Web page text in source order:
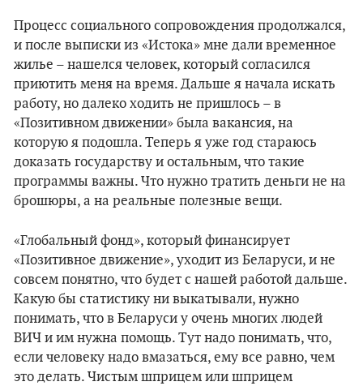
Процесс социального сопровождения продолжался,
и после выписки из «Истока» мне дали временное
жилье – нашелся человек, который согласился
приютить меня на время. Дальше я начала искать
работу, но далеко ходить не пришлось – в
«Позитивном движении» была вакансия, на
которую я подошла. Теперь я уже год стараюсь
доказать государству и остальным, что такие
программы важны. Что нужно тратить деньги не на
брошюры, а на реальные полезные вещи.
«Глобальный фонд», который финансирует
«Позитивное движение», уходит из Беларуси, и не
совсем понятно, что будет с нашей работой дальше.
Какую бы статистику ни выкатывали, нужно
понимать, что в Беларуси у очень многих людей
ВИЧ и им нужна помощь. Тут надо понимать, что,
если человеку надо вмазаться, ему все равно, чем
это делать. Чистым шприцем или шприцем